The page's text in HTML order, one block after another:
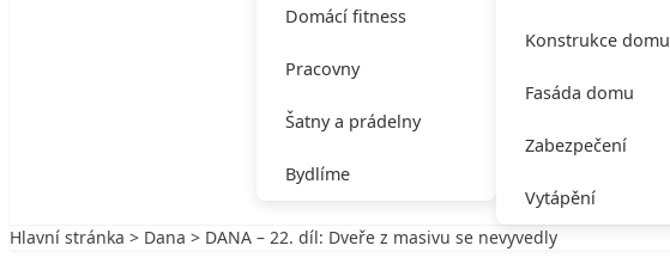
Domácí fitness
Pracovny
Šatny a prádelny
Bydlíme
Konstrukce domu
Fasáda domu
Zabezpečení
Vytápění
Hlavní stránka > Dana > DANA – 22. díl: Dveře z masivu se nevyvedly